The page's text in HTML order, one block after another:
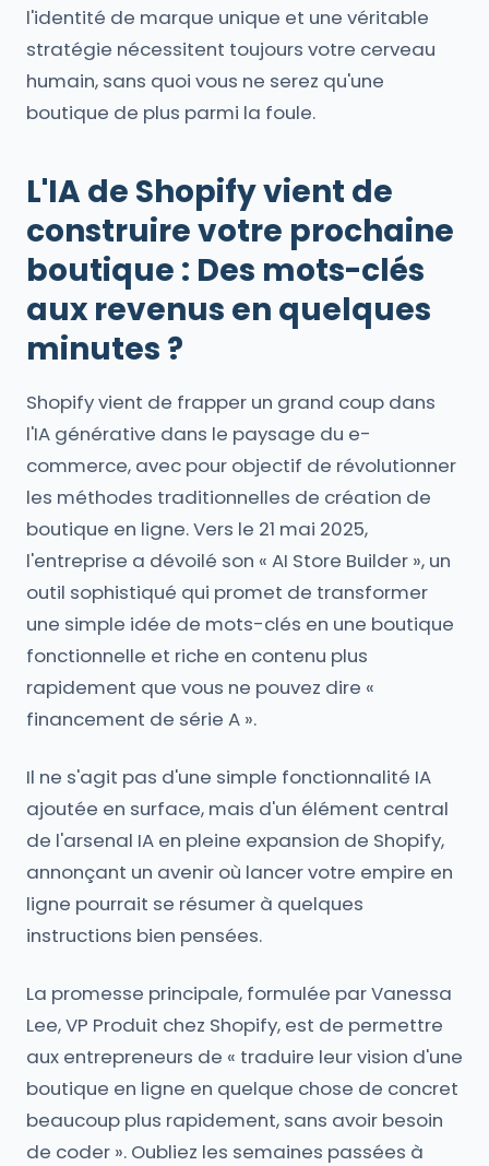
l'identité de marque unique et une véritable
stratégie nécessitent toujours votre cerveau
humain, sans quoi vous ne serez qu'une
boutique de plus parmi la foule.
L'IA de Shopify vient de
construire votre prochaine
boutique : Des mots-clés
aux revenus en quelques
minutes ?
Shopify vient de frapper un grand coup dans
l'IA générative dans le paysage du e-
commerce, avec pour objectif de révolutionner
les méthodes traditionnelles de création de
boutique en ligne. Vers le 21 mai 2025,
l'entreprise a dévoilé son « AI Store Builder », un
outil sophistiqué qui promet de transformer
une simple idée de mots-clés en une boutique
fonctionnelle et riche en contenu plus
rapidement que vous ne pouvez dire «
financement de série A ».
Il ne s'agit pas d'une simple fonctionnalité IA
ajoutée en surface, mais d'un élément central
de l'arsenal IA en pleine expansion de Shopify,
annonçant un avenir où lancer votre empire en
ligne pourrait se résumer à quelques
instructions bien pensées.
La promesse principale, formulée par Vanessa
Lee, VP Produit chez Shopify, est de permettre
aux entrepreneurs de « traduire leur vision d'une
boutique en ligne en quelque chose de concret
beaucoup plus rapidement, sans avoir besoin
de coder ». Oubliez les semaines passées à